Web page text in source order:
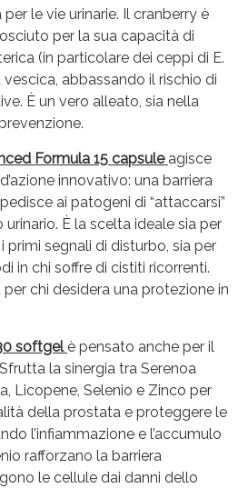
le vie urinarie. Il cranberry è
per la sua capacità di
(in particolare dei ceppi di E.
abbassando il rischio di
È un vero alleato, sia nella
Formula 15 capsule agisce
innovativo: una barriera
ai patogeni di “attaccarsi”
È la scelta ideale sia per
primi segnali di disturbo, sia per
in chi soffre di cistiti ricorrenti.
chi desidera una protezione in
softgelè pensato anche per il
la sinergia tra Serenoa
Licopene, Selenio e Zinco per
della prostata e proteggere le
l’infiammazione e l’accumulo
rafforzano la barriera
le cellule dai danni dello